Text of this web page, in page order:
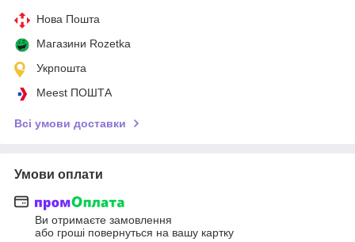
Нова Пошта
Магазини Rozetka
Укрпошта
Meest ПОШТА
Всі умови доставки
Умови оплати
Ви отримаєте замовлення
або гроші повернуться на вашу картку